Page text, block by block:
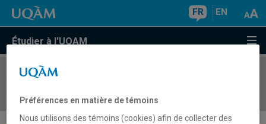
FR EN
Étudier à l'UQAM
COURS//
Préférences en matière de témoins
Nous utilisons des témoins (cookies) afin de collecter des